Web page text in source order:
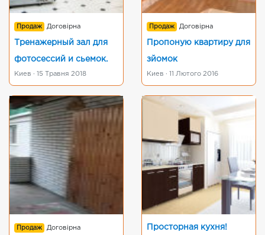
Продаж Договірна
Тренажерный зал для
фотосессий и сьемок.
Киев · 15 Травня 2018
Продаж Договірна
Пропоную квартиру для
зйомок
Киев · 11 Лютого 2016
Продаж Договірна Просторная кухня!